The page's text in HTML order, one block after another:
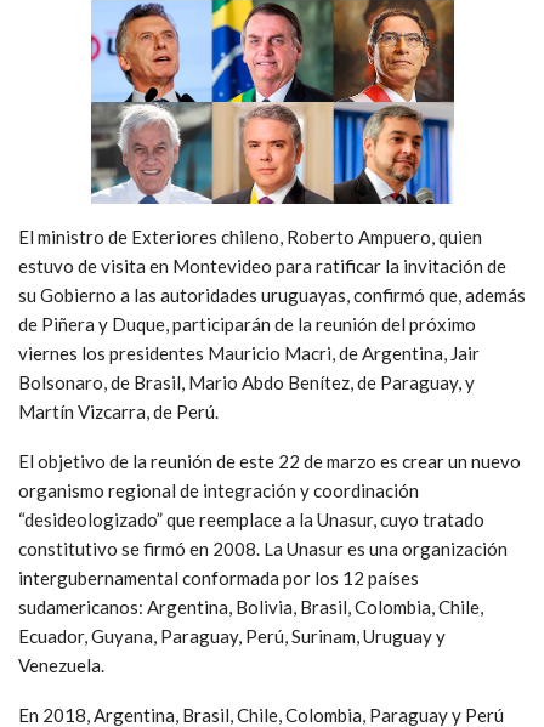
El ministro de Exteriores chileno, Roberto Ampuero, quien
estuvo de visita en Montevideo para ratificar la invitación de
su Gobierno a las autoridades uruguayas, confirmó que, además
de Piñera y Duque, participarán de la reunión del próximo
viernes los presidentes Mauricio Macri, de Argentina, Jair
Bolsonaro, de Brasil, Mario Abdo Benítez, de Paraguay, y
Martín Vizcarra, de Perú.
El objetivo de la reunión de este 22 de marzo es crear un nuevo
organismo regional de integración y coordinación
“desideologizado” que reemplace a la Unasur, cuyo tratado
constitutivo se firmó en 2008. La Unasur es una organización
intergubernamental conformada por los 12 países
sudamericanos: Argentina, Bolivia, Brasil, Colombia, Chile,
Ecuador, Guyana, Paraguay, Perú, Surinam, Uruguay y
Venezuela.
En 2018, Argentina, Brasil, Chile, Colombia, Paraguay y Perú